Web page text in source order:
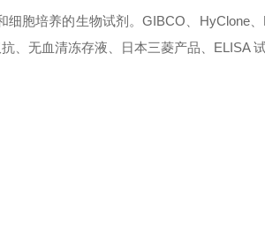
细胞培养的生物试剂。GIBCO、HyClone
、无血清冻存液、日本三菱产品、ELISA